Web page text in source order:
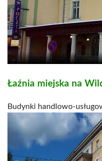
Łaźnia miejska na
Budynki handlowo-